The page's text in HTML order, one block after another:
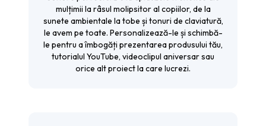
mulțimii la râsul molipsitor al copiilor, de la
sunete ambientale la tobe și tonuri de claviatură,
le avem pe toate. Personalizează-le și schimbă-
le pentru a îmbogăți prezentarea produsului tău,
tutorialul YouTube, videoclipul aniversar sau
orice alt proiect la care lucrezi.